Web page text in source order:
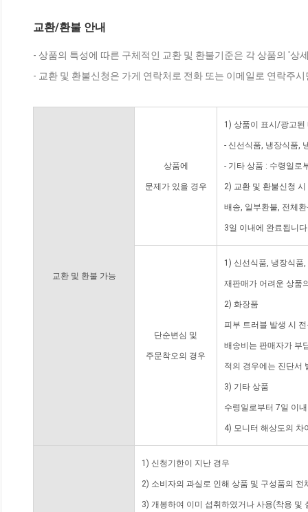
교환/환불 안내
- 상품의 특성에 따른 구체적인 교환 및 환불기준은 각 상품의 '상
- 교환 및 환불신청은 가게 연락처로 전화 또는 이메일로 연락주
교환 및 환불 가능
상품에
문제가 있을 경우
1) 상품이 표시/광고된
- 신선식품, 냉장식품,
- 기타 상품 : 수령일로
2) 교환 및 환불신청
배송, 일부환불, 전체
3일 이내에 완료됩니
단순변심 및
주문착오의 경우
1) 신선식품, 냉장식품
재판매가 어려운 상품
2) 화장품
피부 트러블 발생 시
배송비는 판매자가 부
적의 경우에는 진단서
3) 기타 상품
수령일로부터 7일 이
4) 모니터 해상도의 차
1) 신청기한이 지난 경우
2) 소비자의 과실로 인해 상품 및 구성품의
3) 개봉하여 이미 섭취하였거나 사용(착용 및